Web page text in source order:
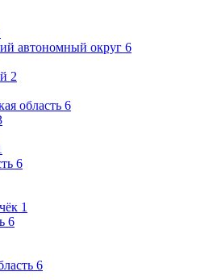
автономный округ 6
2
область 6
6
1
6
6